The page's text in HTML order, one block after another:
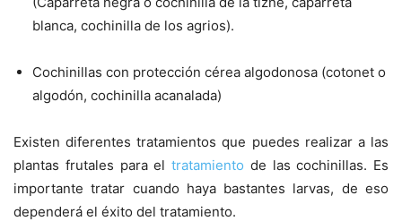
blanca, cochinilla de los agrios).
Cochinillas con protección cérea algodonosa (cotonet o
algodón, cochinilla acanalada)
Existen diferentes tratamientos que puedes realizar a las
plantas frutales para el tratamiento de las cochinillas. Es
importante tratar cuando haya bastantes larvas, de eso
dependerá el éxito del tratamiento.